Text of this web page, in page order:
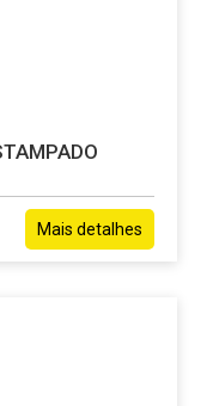
Mais detalhes